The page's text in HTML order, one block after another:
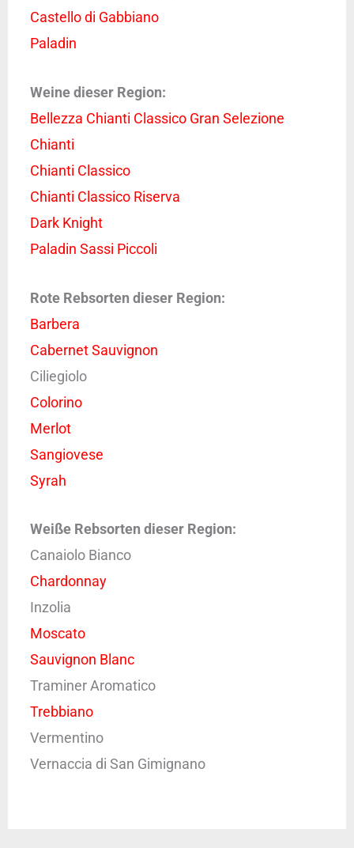
Castello di Gabbiano
Paladin
Weine dieser Region:
Bellezza Chianti Classico Gran Selezione
Chianti
Chianti Classico
Chianti Classico Riserva
Dark Knight
Paladin Sassi Piccoli
Rote Rebsorten dieser Region:
Barbera
Cabernet Sauvignon
Ciliegiolo
Colorino
Merlot
Sangiovese
Syrah
Weiße Rebsorten dieser Region:
Canaiolo Bianco
Chardonnay
Inzolia
Moscato
Sauvignon Blanc
Traminer Aromatico
Trebbiano
Vermentino
Vernaccia di San Gimignano